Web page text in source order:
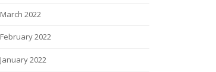
March 2022
February 2022
January 2022